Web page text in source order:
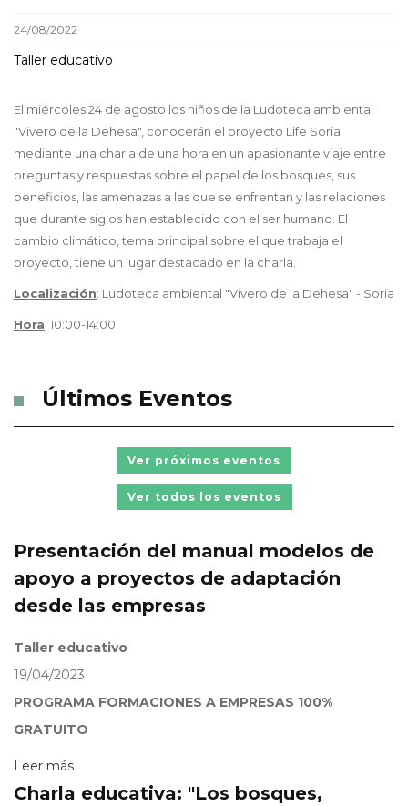
24/08/2022
Taller educativo
El miércoles 24 de agosto los niños de la Ludoteca ambiental
"Vivero de la Dehesa", conocerán el proyecto Life Soria
mediante una charla de una hora en un apasionante viaje entre
preguntas y respuestas sobre el papel de los bosques, sus
beneficios, las amenazas a las que se enfrentan y las relaciones
que durante siglos han establecido con el ser humano. El
cambio climático, tema principal sobre el que trabaja el
proyecto, tiene un lugar destacado en la charla.
Localización: Ludoteca ambiental "Vivero de la Dehesa" - Soria
Hora: 10:00-14:00
Últimos Eventos
Ver próximos eventos
Ver todos los eventos
Presentación del manual modelos de
apoyo a proyectos de adaptación
desde las empresas
Taller educativo
19/04/2023
PROGRAMA FORMACIONES A EMPRESAS 100%
GRATUITO
Leer más
Charla educativa: "Los bosques,